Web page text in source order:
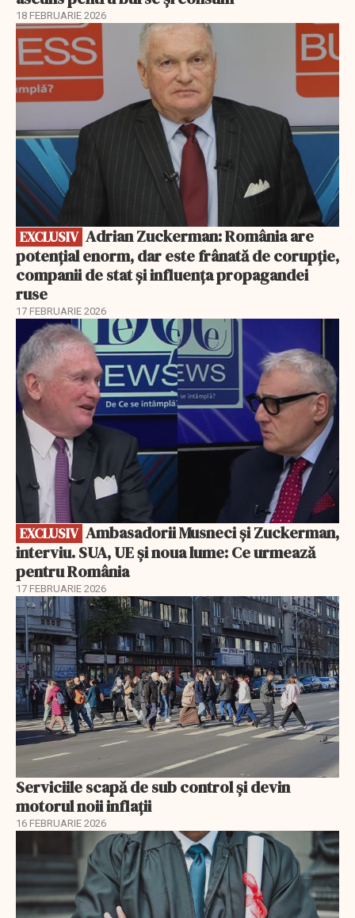
18 FEBRUARIE 2026
EXCLUSIV
EXCLUSIV
potențial enorm, dar este frânată de corupție,
companii de stat și influența propagandei
ruse
17 FEBRUARIE 2026
EXCLUSIV
EXCLUSIV
interviu. SUA, UE și noua lume: Ce urmează
pentru România
17 FEBRUARIE 2026
Serviciile scapă de sub control și devin
motorul noii inflații
16 FEBRUARIE 2026